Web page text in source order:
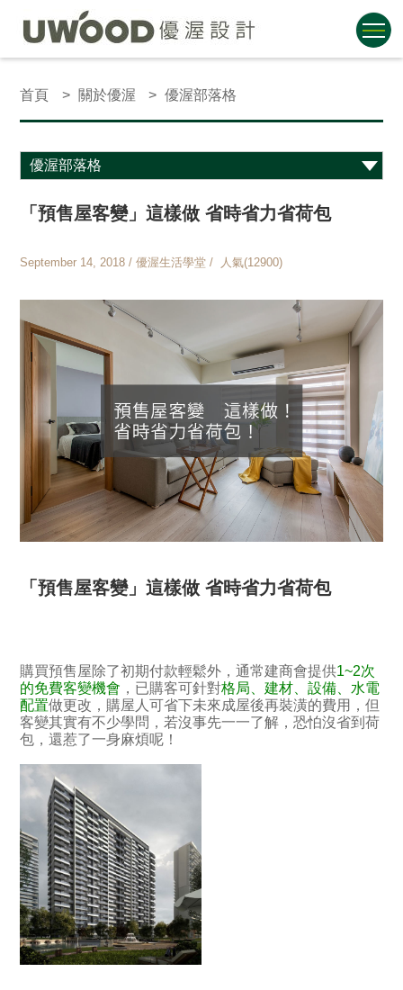
首頁 關於優渥 優渥部落格
「預售屋客變」這樣做 省時省力省荷包
September 14, 2018 / 優渥生活學堂 / 人氣(12900)
「預售屋客變」這樣做 省時省力省荷包
購買預售屋除了初期付款輕鬆外，通常建商會提供1~2次
的免費客變機會 ，已購客可針對格局、建材、設備、水電
配置做更改，購屋人可省下未來成屋後再裝潢的費用，但
客變其實有不少學問，若沒事先一一了解，恐怕沒省到荷
包，還惹了一身麻煩呢！